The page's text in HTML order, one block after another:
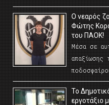
O νεαρός
Φώτης
του ΠΑΟΚ!
Μέσα σε
απαξίωσης
Το
εργοτάξιο